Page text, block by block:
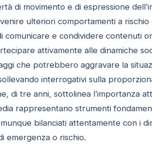
di movimento e di espressione
ulteriori comportamenti a
comunicare e condividere contenuti
attivamente alle dinamiche
che potrebbero aggravare la
interrogativi sulla
di tre anni, sottolinea l’importanza
rappresentano strumenti
bilanciati attentamente con i
emergenza o rischio.